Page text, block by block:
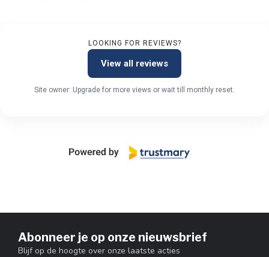
LOOKING FOR REVIEWS?
View all reviews
Site owner: Upgrade for more views or wait till monthly reset.
Abonneer je op onze nieuwsbrief
Blijf op de hoogte over onze laatste acties